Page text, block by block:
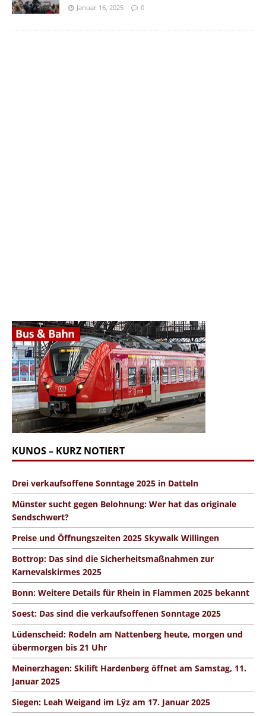
Januar 16, 2025 0
KUNOS – KURZ NOTIERT
Drei verkaufsoffene Sonntage 2025 in Datteln
Münster sucht gegen Belohnung: Wer hat das originale
Sendschwert?
Preise und Öffnungszeiten 2025 Skywalk Willingen
Bottrop: Das sind die Sicherheitsmaßnahmen zur
Karnevalskirmes 2025
Bonn: Weitere Details für Rhein in Flammen 2025 bekannt
Soest: Das sind die verkaufsoffenen Sonntage 2025
Lüdenscheid: Rodeln am Nattenberg heute, morgen und
übermorgen bis 21 Uhr
Meinerzhagen: Skilift Hardenberg öffnet am Samstag, 11.
Januar 2025
Siegen: Leah Weigand im Lÿz am 17. Januar 2025